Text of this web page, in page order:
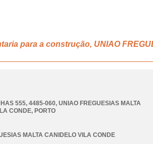
para a construção, UNIAO
555, 4485-060, UNIAO FREGUESIAS MALTA
CONDE, PORTO
MALTA CANIDELO VILA CONDE